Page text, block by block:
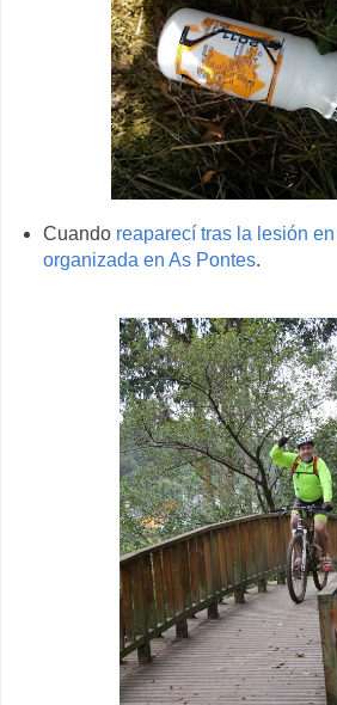
Cuando reaparecí tras la lesión
organizada en As Pontes.